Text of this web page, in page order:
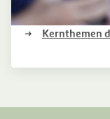
Kernthemen